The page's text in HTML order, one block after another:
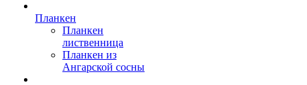
Планкен
Планкен
лиственница
Планкен из
Ангарской сосны